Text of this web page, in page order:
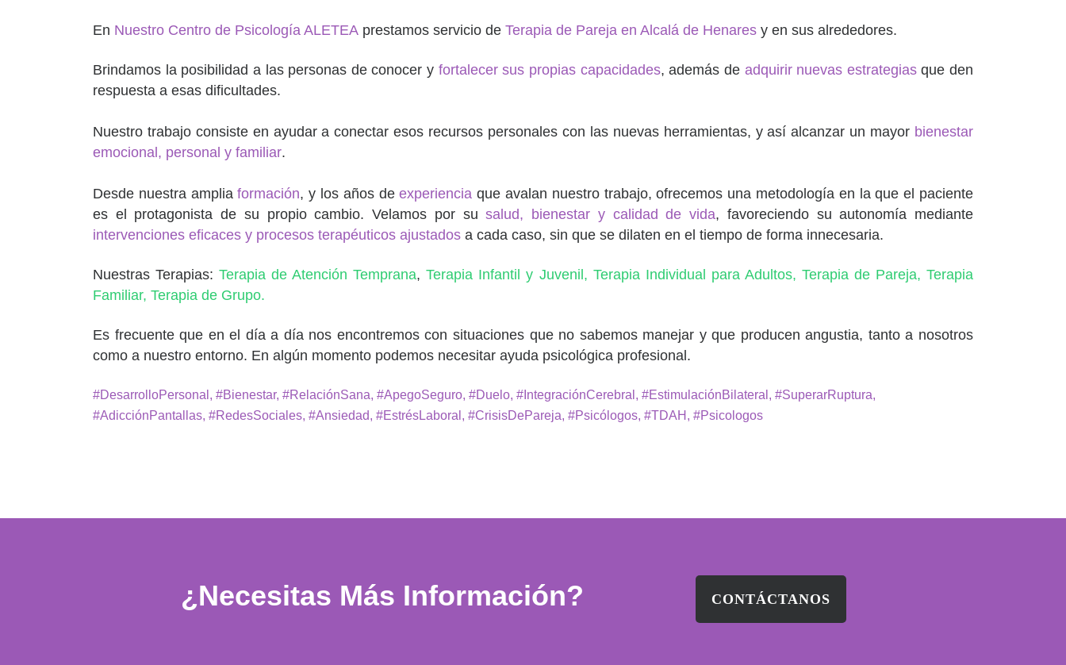
En Nuestro Centro de Psicología ALETEA prestamos servicio de Terapia de Pareja en Alcalá de Henares y en sus alrededores.
Brindamos la posibilidad a las personas de conocer y fortalecer sus propias capacidades, además de adquirir nuevas estrategiasque den
respuesta a esas dificultades.
Nuestro trabajo consiste en ayudar a conectar esos recursos personales con las nuevas herramientas, y así alcanzar un mayor bienestar
emocional, personal y familiar.
Desde nuestra ampliaformación, y los años deexperiencia que avalan nuestro trabajo, ofrecemos una metodología en la que el paciente
es el protagonista de su propio cambio. Velamos por susalud, bienestar y calidad de vida, favoreciendo su autonomía mediante
intervenciones eficaces y procesos terapéuticos ajustados a cada caso, sin que se dilaten en el tiempo de forma innecesaria.
Nuestras Terapias: Terapia de Atención Temprana,Terapia Infantil y Juvenil, Terapia Individual para Adultos, Terapia de Pareja,Terapia
Familiar, Terapia de Grupo.
Es frecuente que en el día a día nos encontremos con situaciones que no sabemos manejar y que producen angustia, tanto a nosotros
como a nuestro entorno. En algún momento podemos necesitar ayuda psicológica profesional.
#DesarrolloPersonal, #Bienestar, #RelaciónSana, #ApegoSeguro, #Duelo, #IntegraciónCerebral, #EstimulaciónBilateral, #SuperarRuptura,
#AdicciónPantallas, #RedesSociales, #Ansiedad, #EstrésLaboral, #CrisisDePareja, #Psicólogos, #TDAH, #Psicologos
¿Necesitas Más Información? CONTÁCTANOS